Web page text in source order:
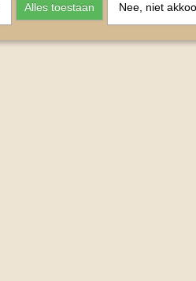
Alles toestaan Nee, niet